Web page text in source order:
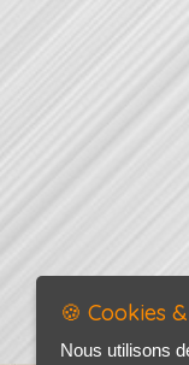
🍪 Cookies
Nous utilisons